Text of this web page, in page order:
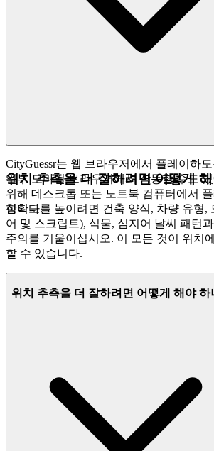
CityGuessr는 웹 브라우저에서 플레이하
일부 모바일 브라우저에서 작동할 수도
위해 데스크톱 또는 노트북 컴퓨터에서
합니다.
위치 추측을 더 잘하려면 어떻게
정확도를 높이려면 건축 양식, 차량 유형,
어 및 스크립트), 식물, 심지어 날씨 패턴
주의를 기울이십시오. 이 모든 것이 위치
할 수 있습니다.
위치 추측을 더 잘하려면 어떻게 해야 하